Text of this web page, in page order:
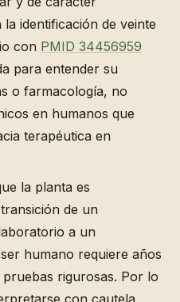
identificación de veinte
con PMID 34456959
para entender su
o farmacología, no
en humanos que
terapéutica en
la planta es
de un
a un
humano requiere años
rigurosas. Por lo